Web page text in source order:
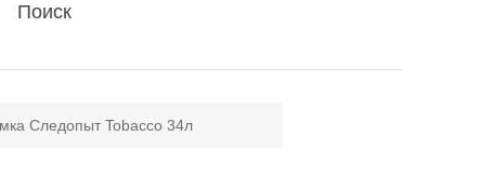
Поиск
Следопыт Tobacco 34л